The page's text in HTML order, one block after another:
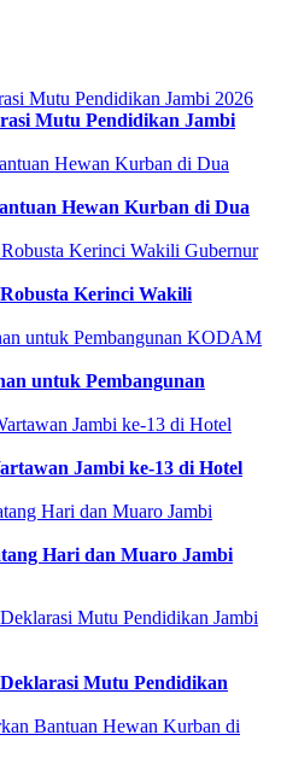
Mutu Pendidikan Jambi
Hewan Kurban di Dua
Kerinci Wakili
untuk Pembangunan
Jambi ke-13 di Hotel
Hari dan Muaro Jambi
Mutu Pendidikan